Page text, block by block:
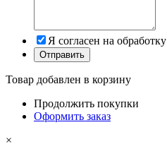
Я согласен на обработку
Товар добавлен в корзину
Продолжить покупки
Оформить заказ
×